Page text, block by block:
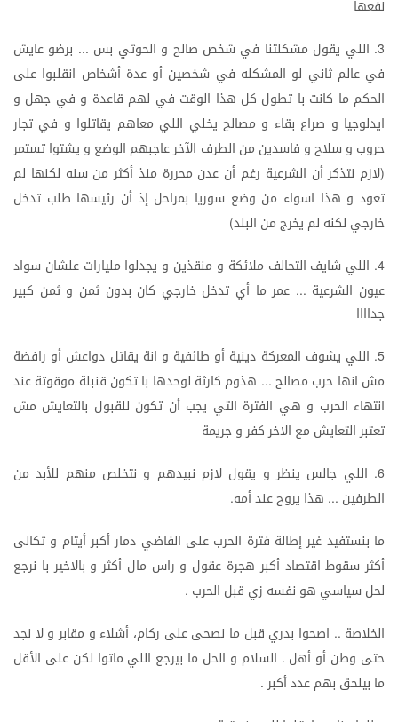
نفعها
3. اللي يقول مشكلتنا في شخص صالح و الحوثي بس ... برضو عايش
في عالم ثاني لو المشكله في شخصين أو عدة أشخاص انقلبوا على
الحكم ما كانت با تطول كل هذا الوقت في لهم قاعدة و في جهل و
ايدلوجيا و صراع بقاء و مصالح يخلي اللي معاهم يقاتلوا و في تجار
حروب و سلاحو فاسدين من الطرف الآخرعاجبهم الوضع و يشتواتستمر
(لازم نتذكر أن الشرعية رغم أن عدن محررة منذ أكثر من سنه لكنها لم
تعود و هذا اسواء من وضع سوريا بمراحل إذ أن رئيسها طلب تدخل
خارجي لكنه لم يخرجمن البلد)
4. اللي شايف التحالف ملائكة و منقذين و يجدلوا مليارات علشان سواد
عيون الشرعية ... عمر ما أي تدخل خارجي كان بدون ثمن و ثمن كبير
جداااا
5. اللي يشوف المعركة دينية أو طائفية و انة يقاتل دواعش أو رافضة
مش انها حرب مصالح ... هذوم كارثة لوحدها باتكون قنبلة موقوتةعند
انتهاء الحرب و هي الفترة التي يجب أن تكون للقبول بالتعايش مش
تعتبرالتعايش مع الاخركفروجريمة
6. اللي جالس ينظر و يقول لازم نبيدهم و نتخلص منهم للأبد من
الطرفين ... هذا يروحعندأمه.
ما بنستفيد غير إطالة فترة الحرب على الفاضي دمارأكبرأيتام و ثكالى
أكثر سقوط اقتصاد أكبر هجرة عقول و راس مال أكثر و بالاخير با نرجع
لحل سياسي هو نفسه زي قبل الحرب .
الخلاصة .. اصحوا بدري قبل ما نصحى على ركام، أشلاء و مقابر ولا نجد
حتى وطن أو أهل . السلام و الحل ما بيرجع اللي ماتوا لكن على الأقل
ما بيلحق بهمعددأكبر .